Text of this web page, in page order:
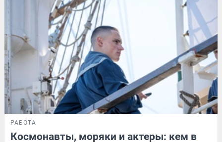
РАБОТА
Космонавты, моряки и актеры: кем в